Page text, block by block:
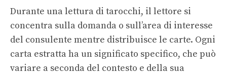
Durante una lettura di tarocchi, il lettore si
concentra sulla domanda o sull’area di interesse
del consulente mentre distribuisce le carte. Ogni
carta estratta ha un significato specifico, che può
variare a seconda del contesto e della sua